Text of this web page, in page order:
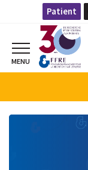
Patient